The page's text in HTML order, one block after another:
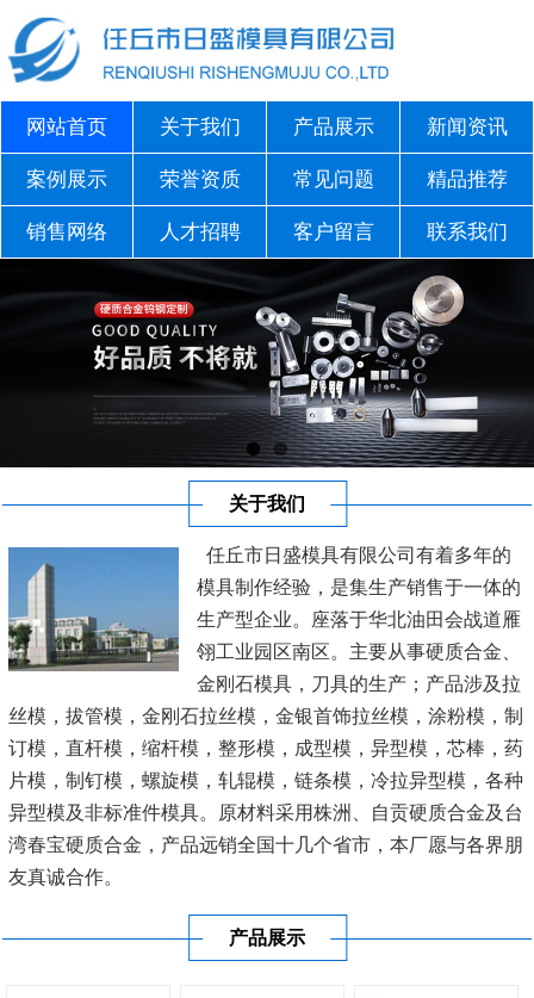
网站首页 关于我们 产品展示 新闻资讯
案例展示 荣誉资质 常见问题 精品推荐
销售网络 人才招聘 客户留言 联系我们
关于我们
任丘市日盛模具有限公司有着多年的
模具制作经验，是集生产销售于一体的
生产型企业。座落于华北油田会战道雁
翎工业园区南区。主要从事硬质合金、
金刚石模具，刀具的生产；产品涉及拉
丝模，拔管模，金刚石拉丝模，金银首饰拉丝模，涂粉模，制
订模，直杆模，缩杆模，整形模，成型模，异型模，芯棒，药
片模，制钉模，螺旋模，轧辊模，链条模，冷拉异型模，各种
异型模及非标准件模具。原材料采用株洲、自贡硬质合金及台
湾春宝硬质合金，产品远销全国十几个省市，本厂愿与各界朋
友真诚合作。
公司秉承“顾客至上，锐意进取”的经营理念，坚持“客户至
产品展示